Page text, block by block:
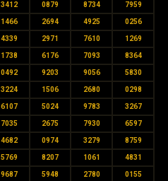
3412 0879 8734 7959
1466 2694 4925 0256
4339 2971 7610 1269
1738 6176 7093 8364
0492 9203 9056 5830
3224 1506 2680 0298
6107 5024 9783 3267
7035 2675 7930 6597
4682 0974 3279 8759
5769 8207 1061 4831
9687 5948 2780 0155